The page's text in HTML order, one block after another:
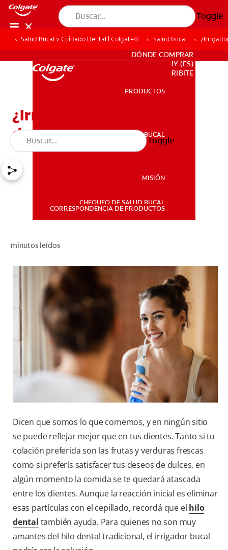
Toggle
SALUD BUCAL
PARA PROFESIONALES
DÓNDE COMPRAR
UY (ES)
SUSCRIBITE
PARA PROFESIONALES
DÓNDE COMPRAR
UY (ES)
SUSCRIBITE
PRODUCTOS
SALUD BUCAL
MISIÓN
CHEQUEO DE SALUD BUCAL
CORRESPONDENCIA DE PRODUCTOS
Toggle
Salud Bucal y Cuidado Dental | Colgate® Salud bucal
¿Irrigador bucal o hilo
dental tradicional?
minutos leídos
Dicen que somos lo que comemos, y en ningún sitio
se puede reflejar mejor que en tus dientes. Tanto si tu
colación preferida son las frutas y verduras frescas
como si preferís satisfacer tus deseos de dulces, en
algún momento la comida se te quedará atascada
entre los dientes. Aunque la reacción inicial es eliminar
esas partículas con el cepillado, recordá que el hilo
dental también ayuda. Para quienes no son muy
amantes del hilo dental tradicional, el irrigador bucal